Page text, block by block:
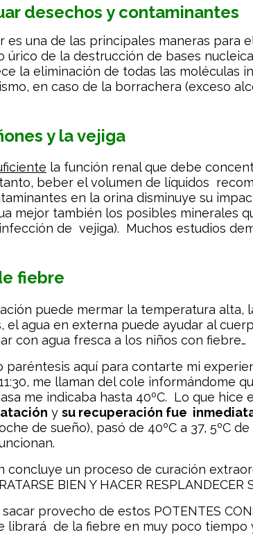
desechos y contaminantes
es una de las principales maneras
úrico de la destrucción de bases
la eliminación de todas las moléculas
en caso de la borrachera (exceso
y la vejiga
la función renal que debe
beber el volumen de líquidos
en la orina disminuye su
mejor también los posibles minerales
de vejiga). Muchos estudios
fiebre
puede mermar la temperatura
el agua en externa puede ayudar al
con agua fresca a los niños con fiebre…
paréntesis aquí para contarte mi
me llaman del cole informándome
me indicaba hasta 40ºC. Lo que hice
y su recuperación fue
de sueño), pasó de 40ºC a 37, 5ºC
concluye un proceso de curación
BIEN Y HACER RESPLANDECER
provecho de estos POTENTES
librará de la fiebre en muy poco tiempo